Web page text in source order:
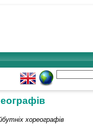
хореографів